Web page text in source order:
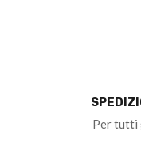
Per tutti